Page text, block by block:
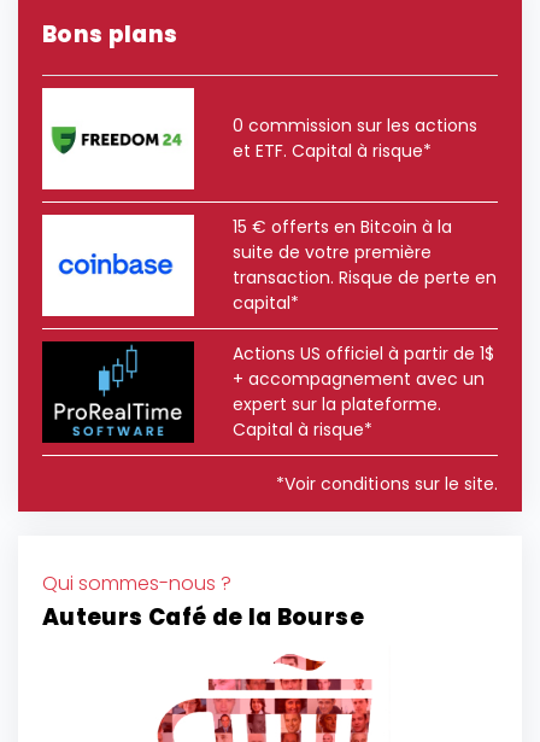
Bons plans
0 commission sur les actions
et ETF. Capital à risque*
15 € offerts en Bitcoin à la
suite de votre première
transaction. Risque de perte en
capital*
Actions US officiel à partir de 1$
+ accompagnement avec un
expert sur la plateforme.
Capital à risque*
*Voir conditions sur le site.
Qui sommes-nous ?
Auteurs Café de la Bourse